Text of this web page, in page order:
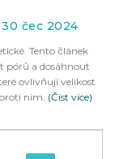
čec 2024
Tento článek
pórů a dosáhnout
ovlivňují velikost
nim. (Číst více)